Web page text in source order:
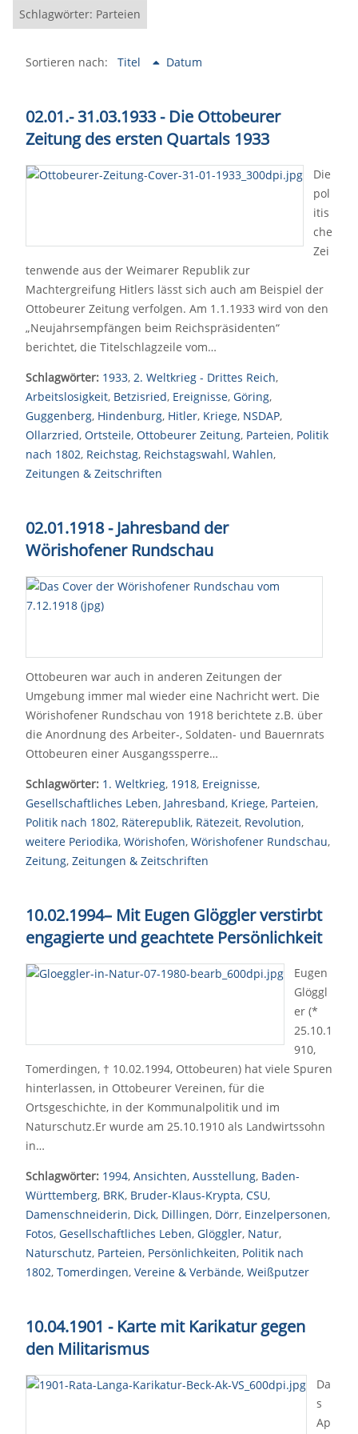
Schlagwörter: Parteien
Sortieren nach: Titel Datum
02.01.- 31.03.1933 - Die Ottobeurer
Zeitung des ersten Quartals 1933
Die
pol
itis
che
Zei
tenwende aus der Weimarer Republik zur
Machtergreifung Hitlers lässt sich auch am Beispiel der
Ottobeurer Zeitung verfolgen. Am 1.1.1933 wird von den
„Neujahrsempfängen beim Reichspräsidenten“
berichtet, die Titelschlagzeile vom…
Schlagwörter: 1933, 2. Weltkrieg - Drittes Reich,
Arbeitslosigkeit, Betzisried, Ereignisse, Göring,
Guggenberg, Hindenburg, Hitler, Kriege, NSDAP,
Ollarzried, Ortsteile, Ottobeurer Zeitung, Parteien, Politik
nach 1802, Reichstag, Reichstagswahl, Wahlen,
Zeitungen & Zeitschriften
02.01.1918 - Jahresband der
Wörishofener Rundschau
Ottobeuren war auch in anderen Zeitungen der
Umgebung immer mal wieder eine Nachricht wert. Die
Wörishofener Rundschau von 1918 berichtete z.B. über
die Anordnung des Arbeiter-, Soldaten- und Bauernrats
Ottobeuren einer Ausgangssperre…
Schlagwörter: 1. Weltkrieg, 1918, Ereignisse,
Gesellschaftliches Leben, Jahresband, Kriege, Parteien,
Politik nach 1802, Räterepublik, Rätezeit, Revolution,
weitere Periodika, Wörishofen, Wörishofener Rundschau,
Zeitung, Zeitungen & Zeitschriften
10.02.1994– Mit Eugen Glöggler verstirbt
engagierte und geachtete Persönlichkeit
Eugen
Glöggl
er (*
25.10.1
910,
Tomerdingen, † 10.02.1994, Ottobeuren) hat viele Spuren
hinterlassen, in Ottobeurer Vereinen, für die
Ortsgeschichte, in der Kommunalpolitik und im
Naturschutz.Er wurde am 25.10.1910 als Landwirtssohn
in…
Schlagwörter: 1994, Ansichten, Ausstellung, Baden-
Württemberg, BRK, Bruder-Klaus-Krypta, CSU,
Damenschneiderin, Dick, Dillingen, Dörr, Einzelpersonen,
Fotos, Gesellschaftliches Leben, Glöggler, Natur,
Naturschutz, Parteien, Persönlichkeiten, Politik nach
1802, Tomerdingen, Vereine & Verbände, Weißputzer
10.04.1901 - Karte mit Karikatur gegen
den Militarismus
Da
s
Ap